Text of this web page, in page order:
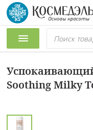
Soothing Milky